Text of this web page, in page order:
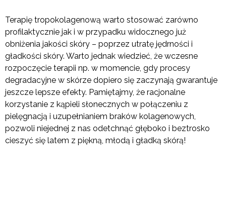
Terapię tropokolagenową warto stosować zarówno
profilaktycznie jak i w przypadku widocznego już
obniżenia jakości skóry – poprzez utratę jędrności i
gładkości skóry. Warto jednak wiedzieć, że wczesne
rozpoczęcie terapii np. w momencie, gdy procesy
degradacyjne w skórze dopiero się zaczynają gwarantuje
jeszcze lepsze efekty. Pamiętajmy, że racjonalne
korzystanie z kąpieli słonecznych w połączeniu z
pielęgnacją i uzupełnianiem braków kolagenowych,
pozwoli niejednej z nas odetchnąć głęboko i beztrosko
cieszyć się latem z piękną, młodą i gładką skórą!